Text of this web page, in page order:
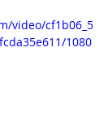
video/cf1b06_5
1080